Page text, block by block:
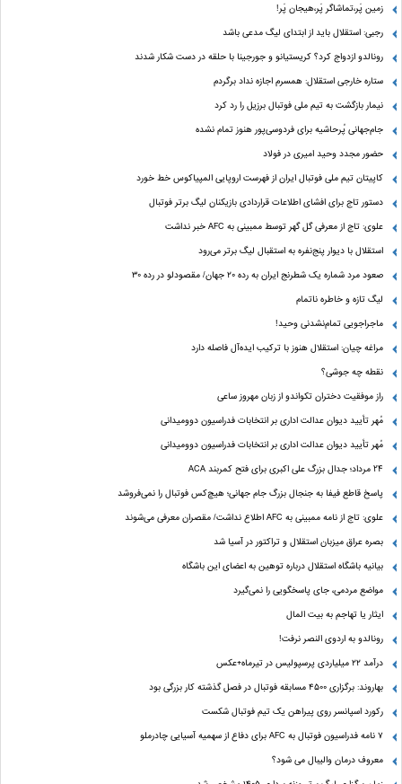
زمین پَر،تماشاگر پَر،هیجان پَر!
رجبی: استقلال باید از ابتدای لیگ مدعی باشد
رونالدو ازدواج کرد؟ کریستیانو و جورجینا با حلقه در دست شکار شدند
ستاره خارجی استقلال: همسرم اجازه نداد برگردم
نیمار بازگشت به تیم ملی فوتبال برزیل را رد کرد
جام‌جهانی پُرحاشیه برای فردوسی‌پور هنوز تمام نشده
حضور مجدد وحید امیری در فولاد
کاپیتان تیم ملی فوتبال ایران از فهرست اروپایی المپیاکوس خط خورد
دستور تاج برای افشای اطلاعات قراردادی بازیکنان لیگ برتر فوتبال
علوی: تاج از معرفی گل گهر توسط ممبینی به AFC خبر نداشت
استقلال با دیوار پنج‌نفره به استقبال لیگ برتر می‌رود
صعود مرد شماره یک شطرنج ایران به رده ۲۰ جهان/ مقصودلو در رده ۳۰
لیگ تازه و خاطره ناتمام
ماجراجویی تمام‌نشدنی وحید!
مراغه چیان: استقلال هنوز با ترکیب ایده‌آل فاصله دارد
نقطه چه جوشی؟
راز موفقیت دختران تکواندو از زبان مهروز ساعی
مُهر تأیید دیوان عدالت اداری بر انتخابات فدراسیون دوومیدانی
مُهر تأیید دیوان عدالت اداری بر انتخابات فدراسیون دوومیدانی
24 مرداد؛ جدال بزرگ علی‌ اکبری برای فتح کمربند ACA
پاسخ قاطع فیفا به جنجال بزرگ جام جهانی؛ هیچ‌کس فوتبال را نمی‌فروشد
علوی: تاج از نامه ممبینی به AFC اطلاع نداشت/ مقصران معرفی می‌شوند
بصره عراق میزبان استقلال و تراکتور در آسیا شد
بیانیه باشگاه استقلال درباره توهین به اعضای این باشگاه
مواضع مردمی، جای پاسخگویی را نمی‌گیرد
ایثار یا تهاجم به بیت المال
رونالدو به اردوی النصر نرفت!
درآمد ۲۲ میلیاردی پرسپولیس در تیرماه+عکس
بهاروند: برگزاری ۴۵۰۰ مسابقه فوتبال در فصل گذشته کار بزرگی بود
رکورد اسپانسر روی پیراهن یک تیم فوتبال شکست
۷ نامه فدراسیون فوتبال به AFC برای دفاع از سهمیه آسیایی چادرملو
معروف درمان والیبال می شود؟